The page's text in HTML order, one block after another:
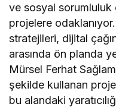
ve sosyal
projelere
stratejileri, dijital
arasında ön planda
Mürsel Ferhat
şekilde kullanan
bu alandaki